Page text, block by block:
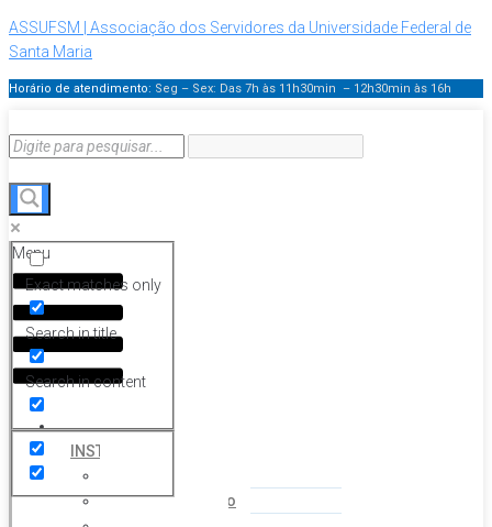
ASSUFSM | Associação dos Servidores da Universidade Federal de
Santa Maria
Horário de atendimento: Seg – Sex: Das 7h às 11h30min – 12h30min às 16h
Exact matches only
Search in title
Search in content
Menu
HOME
INSTITUCIONAL
Coordenação